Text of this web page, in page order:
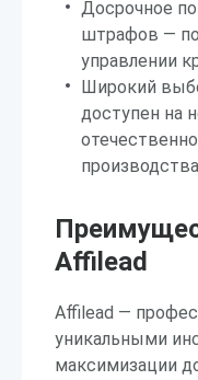
Досрочное
штрафов —
управлении
Широкий
доступен на
производства
Affilead
Affilead —
уникальными
максимизации